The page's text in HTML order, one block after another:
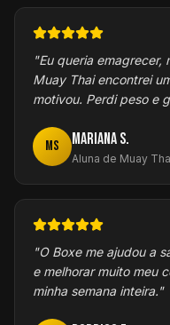
"Eu queria emagrecer,
Muay Thai encontrei
motivou. Perdi peso e
MS Mariana S.
Aluna de Muay
"O Boxe me ajudou a
e melhorar muito meu
minha semana inteira."